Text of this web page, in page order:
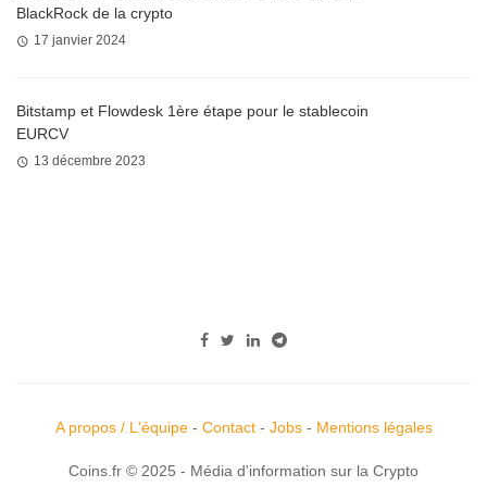
BlackRock de la crypto
17 janvier 2024
Bitstamp et Flowdesk 1ère étape pour le stablecoin
EURCV
13 décembre 2023
A propos / L'équipe- Contact- Jobs- Mentions légales
Coins.fr © 2025 - Média d'information sur la Crypto